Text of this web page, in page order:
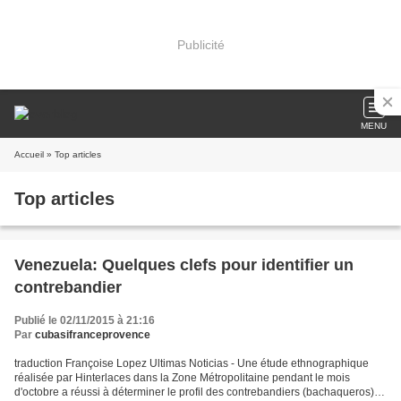
Publicité
MENU
Accueil » Top articles
Top articles
Venezuela: Quelques clefs pour identifier un
contrebandier
Publié le 02/11/2015 à 21:16
Par cubasifranceprovence
traduction Françoise Lopez Ultimas Noticias - Une étude ethnographique
réalisée par Hinterlaces dans la Zone Métropolitaine pendant le mois
d'octobre a réussi à déterminer le profil des contrebandiers (bachaqueros).